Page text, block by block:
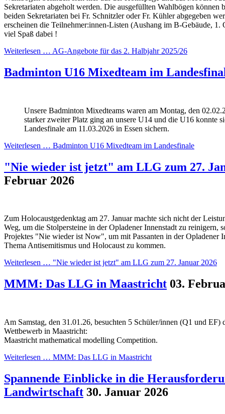
Sekretariaten abgeholt werden. Die ausgefüllten Wahlbögen können
beiden Sekretariaten bei Fr. Schnitzler oder Fr. Kühler abgegeben
erscheinen die Teilnehmer:innen-Listen (Aushang im B-Gebäude,
viel Spaß dabei !
Weiterlesen … AG-Angebote für das 2. Halbjahr 2025/26
Badminton U16 Mixedteam im
Unsere Badminton Mixedteams waren am Montag, den
starker zweiter Platz ging an unsere U14 und die U16 konnte
Landesfinale am 11.03.2026 in Essen sichern.
Weiterlesen … Badminton U16 Mixedteam im Landesfinale
"Nie wieder ist jetzt" am LLG zum 27.
Februar 2026
Zum Holocaustgedenktag am 27. Januar machte sich nicht der
Weg, um die Stolpersteine in der Opladener Innenstadt zu reinigern,
Projektes "Nie wieder ist Now", um mit Passanten in der Opladener
Thema Antisemitismus und Holocaust zu kommen.
Weiterlesen … "Nie wieder ist jetzt" am LLG zum 27. Januar 2026
MMM: Das LLG in Maastricht 03.
Am Samstag, den 31.01.26, besuchten 5 Schüler/innen (Q1 und EF)
Wettbewerb in Maastricht:
Maastricht mathematical modelling Competition.
Weiterlesen … MMM: Das LLG in Maastricht
Spannende Einblicke in die
Landwirtschaft 30. Januar 2026